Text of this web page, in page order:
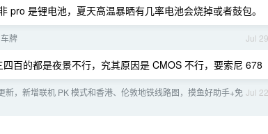
是锂电池，夏天高温暴晒有几率电池会烧掉或者鼓包。
Jul 29
牌
百的都是夜景不行，究其原因是 CMOS 不行，要索尼 678
Jul 22
新，新增联机 PK 模式和香港、伦敦地铁线路图，摸鱼好助手+免